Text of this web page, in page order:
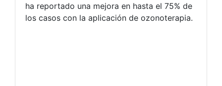
ha reportado una mejora en hasta el 75% de
los casos con la aplicación de ozonoterapia.